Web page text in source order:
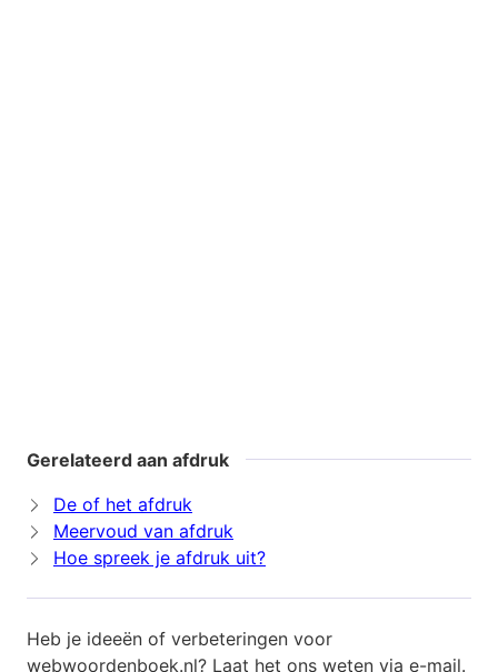
Gerelateerd aan afdruk
De of het afdruk
Meervoud van afdruk
Hoe spreek je afdruk uit?
Heb je ideeën of verbeteringen voor
webwoordenboek.nl? Laat het ons weten via e-mail.